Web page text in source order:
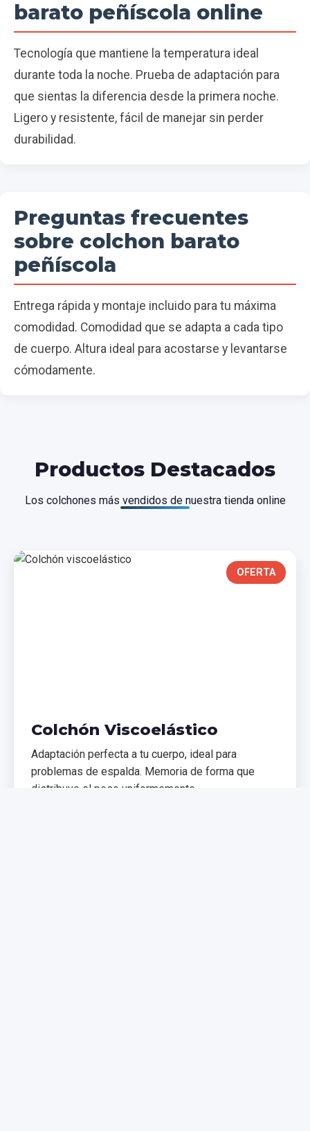
barato peñíscola online
Tecnología que mantiene la temperatura ideal
durante toda la noche. Prueba de adaptación para
que sientas la diferencia desde la primera noche.
Ligero y resistente, fácil de manejar sin perder
durabilidad.
Preguntas frecuentes
sobre colchon barato
peñíscola
Entrega rápida y montaje incluido para tu máxima
comodidad. Comodidad que se adapta a cada tipo
de cuerpo. Altura ideal para acostarse y levantarse
cómodamente.
Productos Destacados
Los colchones más vendidos de nuestra tienda online
OFERTA
Colchón Viscoelástico
Adaptación perfecta a tu cuerpo, ideal para
problemas de espalda. Memoria de forma que
distribuye el peso uniformemente.